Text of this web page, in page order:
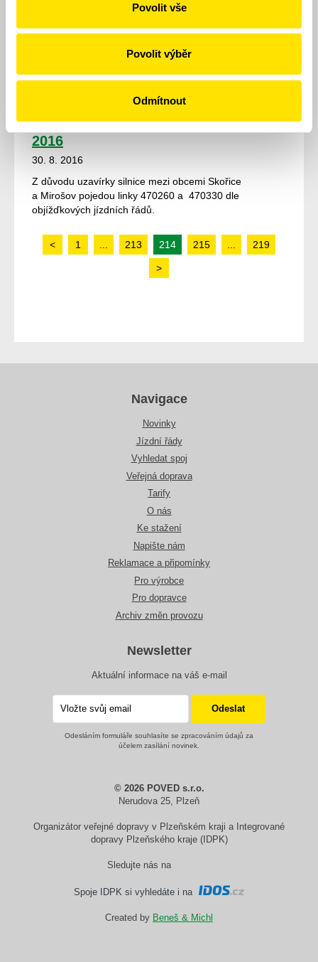
Povolit vše
Povolit výběr
Odmítnout
Obsluha zastávky "K Plzenci" linkou
č. 32
obsluhovat zastávku „K Plzenci“ ve směru na Bory.
Uzavírka Skořice – Mirošov 5. – 31. 8.
2016
30. 8. 2016
Z důvodu uzavírky silnice mezi obcemi Skořice
a Mirošov pojedou linky 470260 a 470330 dle
objížďkových jízdních řádů.
< 1 213 214 215 219
>
Navigace
Novinky
Jízdní řády
Vyhledat spoj
Veřejná doprava
Tarify
O nás
Ke stažení
Napište nám
Reklamace a připomínky
Pro výrobce
Pro dopravce
Archiv změn provozu
Newsletter
Aktuální informace na váš e-mail
Odesláním formuláře souhlasíte se zpracováním údajů za
účelem zasílání novinek.
© 2026 POVED s.r.o.
Nerudova 25, Plzeň
Organizátor veřejné dopravy v Plzeňském kraji a Integrované
dopravy Plzeňského kraje (IDPK)
Sledujte nás na
Spoje IDPK si vyhledáte i na
Created by Beneš & Michl